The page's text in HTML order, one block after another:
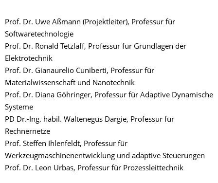
Prof. Dr. Uwe Aßmann (Projektleiter), Professur für
Softwaretechnologie
Prof. Dr. Ronald Tetzlaff, Professur für Grundlagen der
Elektrotechnik
Prof. Dr. Gianaurelio Cuniberti, Professur für
Materialwissenschaft und Nanotechnik
Prof. Dr. Diana Göhringer, Professur für Adaptive Dynamische
Systeme
PD Dr.-Ing. habil. Waltenegus Dargie, Professur für
Rechnernetze
Prof. Steffen Ihlenfeldt, Professur für
Werkzeugmaschinenentwicklung und adaptive Steuerungen
Prof. Dr. Leon Urbas, Professur für Prozessleittechnik